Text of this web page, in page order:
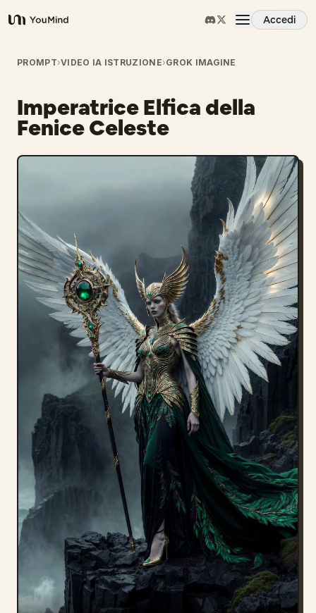
YouMind
Accedi
Panoramica
Casi d'uso
Abilità
Prezzi
Scarica
Aggiornamenti
PROMPT›VIDEO IA ISTRUZIONE›GROK IMAGINE
Imperatrice Elfica della
Fenice Celeste